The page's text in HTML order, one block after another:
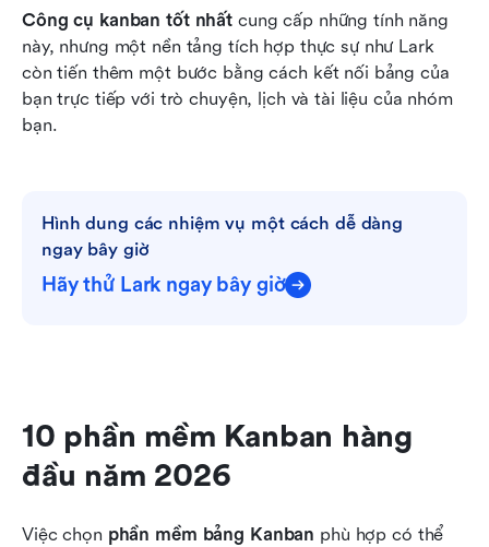
Công cụ kanban tốt nhất cung cấp những tính năng
này, nhưng một nền tảng tích hợp thực sự như Lark
còn tiến thêm một bước bằng cách kết nối bảng của
bạn trực tiếp với trò chuyện, lịch và tài liệu của nhóm
bạn.
Hình dung các nhiệm vụ một cách dễ dàng
ngay bây giờ
Hãy thử Lark ngay bây giờ
10 phần mềm Kanban hàng
đầu năm 2026
Việc chọn phần mềm bảng Kanban phù hợp có thể